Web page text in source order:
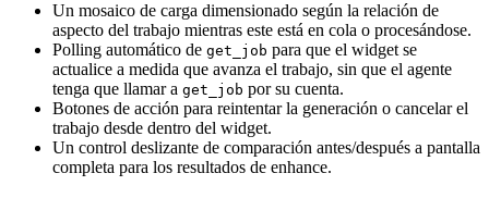
Un mosaico de carga dimensionado según la relación de
aspecto del trabajo mientras este está en cola o procesándose.
Polling automático de get_job para que el widget se
actualice a medida que avanza el trabajo, sin que el agente
tenga que llamar a get_job por su cuenta.
Botones de acción para reintentar la generación o cancelar el
trabajo desde dentro del widget.
Un control deslizante de comparación antes/después a pantalla
completa para los resultados de enhance.